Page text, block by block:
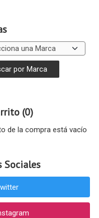
(0)
de la compra está vacío
Sociales